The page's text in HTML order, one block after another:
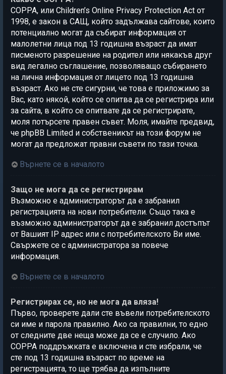
COPPA, или Children’s Online Privacy Protection Act от
1998, е закон в САЩ, който задължава сайтове, които
потенциално могат да събират информация от
малолетни лица под 13 годишна възраст да имат
писменото разрешение на родител или някакъв друг
вид легално съглашение, позволяващо събирането
на лична информация от лицето под 13 годишна
възраст. Ако не сте сигурни, че това е приложимо за
Вас, като някой, който се опитва да се регистрира или
за сайта, в който се опитвате да се регистрирате,
моля потърсете правен съвет. Моля, имайте предвид,
че phpBB Limited и собственикът на този форум не
могат да предложат правни съвети по тази точка.
Върнете се в началото
Защо не мога да се регистрирам
Възможно е администраторът да е забранил
регистрацията на нови потребители. Също така е
възможно администраторът да е забранил достъпът
от Вашият IP адрес или с потребителското Ви име.
Свържете се с администратора за повече
информация.
Върнете се в началото
Регистрирах се, но не мога да вляза!
Първо, проверете дали сте въвели потребителското
си име и парола правилно. Ако са правилни, то едно
от следните две неща може да се е случило. Ако
COPPA поддръжката е включена и сте избрали, че
сте под 13 годишна възраст по време на
регистрацията, то ще трябва да изпълните